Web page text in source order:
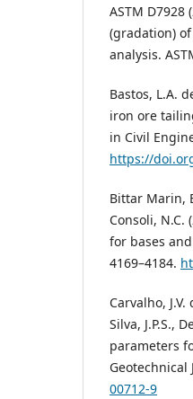
ASTM
(gradation)
analysis.
Bastos, L.A.
iron ore
in Civil
https://
Bittar Marin,
Consoli,
for bases
4169–4184.
Carvalho,
Silva, J.P.S.,
parameters
Geotechnical
00712-9